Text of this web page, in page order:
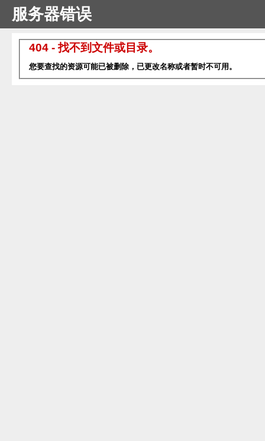
服务器错误
404 - 找不到文件或目录。
您要查找的资源可能已被删除，已更改名称或者暂时不可用。